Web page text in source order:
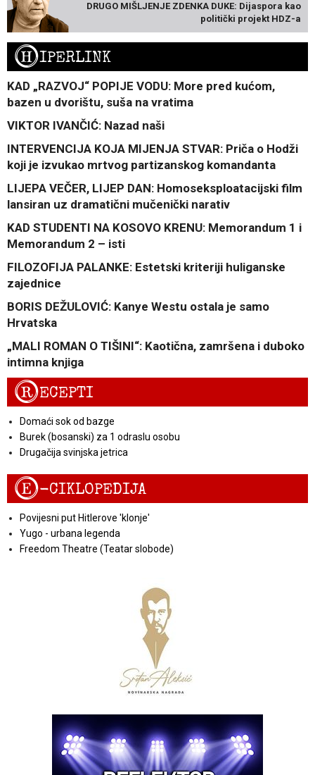
DRUGO MIŠLJENJE ZDENKA DUKE: Dijaspora kao
politički projekt HDZ-a
HIPERLINK
KAD „RAZVOJ“ POPIJE VODU: More pred kućom,
bazen u dvorištu, suša na vratima
VIKTOR IVANČIĆ: Nazad naši
INTERVENCIJA KOJA MIJENJA STVAR: Priča o Hodži
koji je izvukao mrtvog partizanskog komandanta
LIJEPA VEČER, LIJEP DAN: Homoseksploatacijski film
lansiran uz dramatični mučenički narativ
KAD STUDENTI NA KOSOVO KRENU: Memorandum 1 i
Memorandum 2 – isti
FILOZOFIJA PALANKE: Estetski kriteriji huliganske
zajednice
BORIS DEŽULOVIĆ: Kanye Westu ostala je samo
Hrvatska
„MALI ROMAN O TIŠINI“: Kaotična, zamršena i duboko
intimna knjiga
RECEPTI
Domaći sok od bazge
Burek (bosanski) za 1 odraslu osobu
Drugačija svinjska jetrica
E-CIKLOPEDIJA
Povijesni put Hitlerove 'klonje'
Yugo - urbana legenda
Freedom Theatre (Teatar slobode)